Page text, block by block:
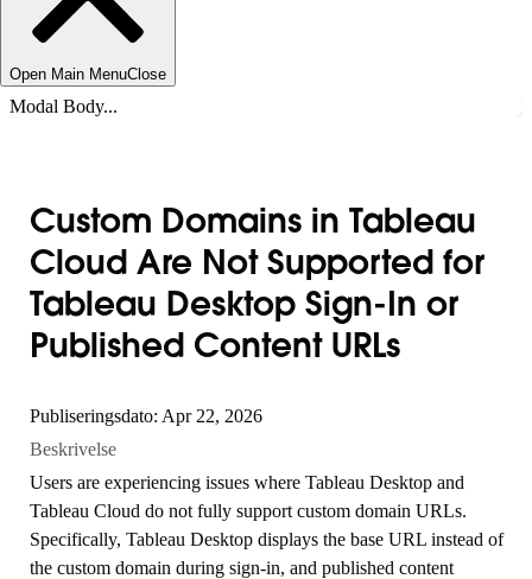
Open Main MenuClose
Modal Body...
Custom Domains in Tableau
Cloud Are Not Supported for
Tableau Desktop Sign-In or
Published Content URLs
Publiseringsdato: Apr 22, 2026
Beskrivelse
Users are experiencing issues where Tableau Desktop and
Tableau Cloud do not fully support custom domain URLs.
Specifically, Tableau Desktop displays the base URL instead of
the custom domain during sign-in, and published content